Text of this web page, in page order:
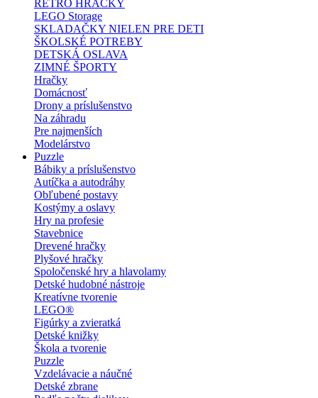
RETRO HRAČKY
LEGO Storage
SKLADAČKY NIELEN PRE DETI
ŠKOLSKÉ POTREBY
DETSKÁ OSLAVA
ZIMNÉ ŠPORTY
Hračky
Domácnosť
Drony a príslušenstvo
Na záhradu
Pre najmenších
Modelárstvo
Puzzle
Bábiky a príslušenstvo
Autíčka a autodráhy
Obľubené postavy
Kostýmy a oslavy
Hry na profesie
Stavebnice
Drevené hračky
Plyšové hračky
Spoločenské hry a hlavolamy
Detské hudobné nástroje
Kreatívne tvorenie
LEGO®
Figúrky a zvieratká
Detské knižky
Škola a tvorenie
Puzzle
Vzdelávacie a náučné
Detské zbrane